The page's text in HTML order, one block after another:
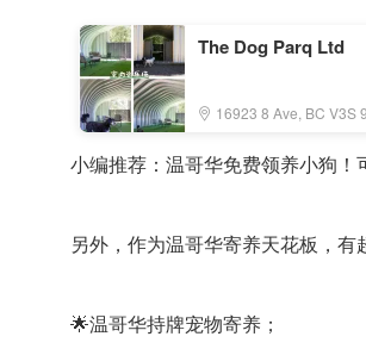
The Dog Parq Ltd
16923 8 Ave, BC V3S
小编推荐：温哥华免费领养小狗
另外，作为温哥华寄养天花板，有
🌟温哥华持牌宠物寄养；